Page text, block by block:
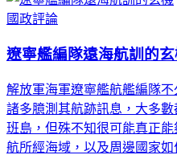
國政評論
遼寧艦編隊遠海航訓的
解放軍海軍遼寧艦航艦編隊
諸多臆測其航跡訊息，大多
班島，但殊不知很可能真正
航所經海域，以及周邊國家